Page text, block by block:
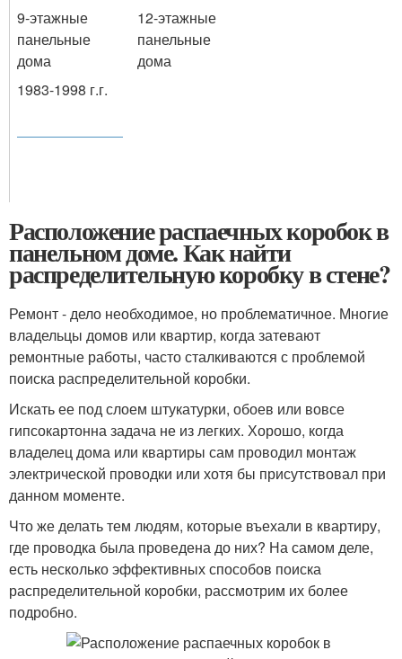
9-этажные
панельные
дома
12-этажные
панельные
дома
1983-1998 г.г.
Расположение распаечных коробок в
панельном доме. Как найти
распределительную коробку в стене?
Ремонт - дело необходимое, но проблематичное. Многие
владельцы домов или квартир, когда затевают
ремонтные работы, часто сталкиваются с проблемой
поиска распределительной коробки.
Искать ее под слоем штукатурки, обоев или вовсе
гипсокартонна задача не из легких. Хорошо, когда
владелец дома или квартиры сам проводил монтаж
электрической проводки или хотя бы присутствовал при
данном моменте.
Что же делать тем людям, которые въехали в квартиру,
где проводка была проведена до них? На самом деле,
есть несколько эффективных способов поиска
распределительной коробки, рассмотрим их более
подробно.